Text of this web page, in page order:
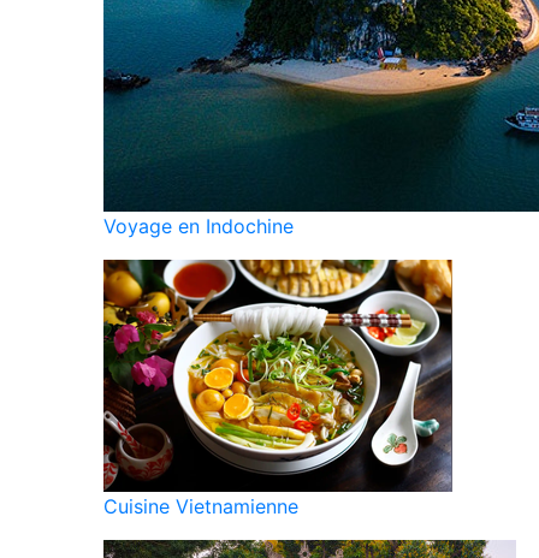
Voyage en Indochine
Cuisine Vietnamienne